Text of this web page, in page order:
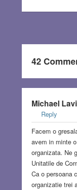
42
Michael Lavi
Reply
Facem o
avem in minte
organizata. Ne
Unitatile de
Ca o persoana
organizatie trei